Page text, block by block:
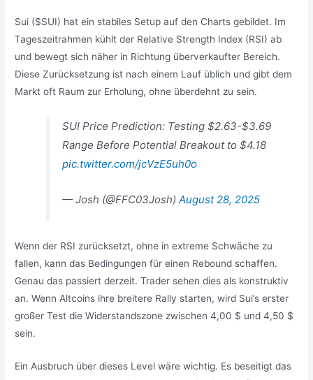
Sui ($SUI) hat ein stabiles Setup auf den Charts gebildet. Im
Tageszeitrahmen kühlt der Relative Strength Index (RSI) ab
und bewegt sich näher in Richtung überverkaufter Bereich.
Diese Zurücksetzung ist nach einem Lauf üblich und gibt dem
Markt oft Raum zur Erholung, ohne überdehnt zu sein.
SUI Price Prediction: Testing $2.63-$3.69
Range Before Potential Breakout to $4.18
pic.twitter.com/jcVzE5uh0o
— Josh (@FFC03Josh)August 28, 2025
Wenn der RSI zurücksetzt, ohne in extreme Schwäche zu
fallen, kann das Bedingungen für einen Rebound schaffen.
Genau das passiert derzeit. Trader sehen dies als konstruktiv
an. Wenn Altcoins ihre breitere Rally starten, wird Sui’s erster
großer Test die Widerstandszone zwischen 4,00 $ und 4,50 $
sein.
Ein Ausbruch über dieses Level wäre wichtig. Es beseitigt das